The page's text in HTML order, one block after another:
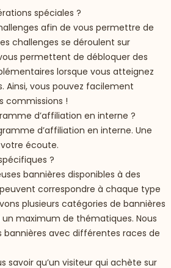
spéciales ?
afin de vous permettre de
challenges se déroulent sur
permettent de débloquer des
lorsque vous atteignez
Ainsi, vous pouvez facilement
commissions !
d’affiliation en interne ?
d’affiliation en interne. Une
écoute.
?
bannières disponibles à des
correspondre à chaque type
plusieurs catégories de bannières
maximum de thématiques. Nous
bannières avec différentes races de
savoir qu’un visiteur qui achète sur